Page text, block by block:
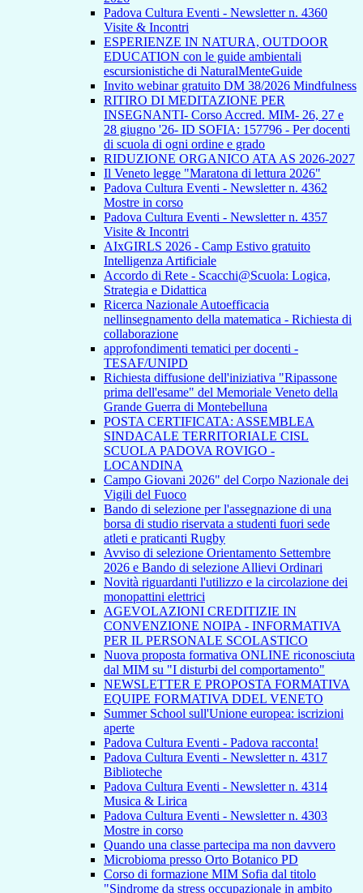
Padova Cultura Eventi - Newsletter n. 4360
Visite & Incontri
ESPERIENZE IN NATURA, OUTDOOR
EDUCATION con le guide ambientali
escursionistiche di NaturalMenteGuide
Invito webinar gratuito DM 38/2026 Mindfulness
RITIRO DI MEDITAZIONE PER
INSEGNANTI- Corso Accred. MIM- 26, 27 e
28 giugno '26- ID SOFIA: 157796 - Per docenti
di scuola di ogni ordine e grado
RIDUZIONE ORGANICO ATA AS 2026-2027
Il Veneto legge "Maratona di lettura 2026"
Padova Cultura Eventi - Newsletter n. 4362
Mostre in corso
Padova Cultura Eventi - Newsletter n. 4357
Visite & Incontri
AIxGIRLS 2026 - Camp Estivo gratuito
Intelligenza Artificiale
Accordo di Rete - Scacchi@Scuola: Logica,
Strategia e Didattica
Ricerca Nazionale Autoefficacia
nellinsegnamento della matematica - Richiesta di
collaborazione
approfondimenti tematici per docenti -
TESAF/UNIPD
Richiesta diffusione dell'iniziativa "Ripassone
prima dell'esame" del Memoriale Veneto della
Grande Guerra di Montebelluna
POSTA CERTIFICATA: ASSEMBLEA
SINDACALE TERRITORIALE CISL
SCUOLA PADOVA ROVIGO -
LOCANDINA
Campo Giovani 2026" del Corpo Nazionale dei
Vigili del Fuoco
Bando di selezione per l'assegnazione di una
borsa di studio riservata a studenti fuori sede
atleti e praticanti Rugby
Avviso di selezione Orientamento Settembre
2026 e Bando di selezione Allievi Ordinari
Novità riguardanti l'utilizzo e la circolazione dei
monopattini elettrici
AGEVOLAZIONI CREDITIZIE IN
CONVENZIONE NOIPA - INFORMATIVA
PER IL PERSONALE SCOLASTICO
Nuova proposta formativa ONLINE riconosciuta
dal MIM su "I disturbi del comportamento"
NEWSLETTER E PROPOSTA FORMATIVA
EQUIPE FORMATIVA DDEL VENETO
Summer School sull'Unione europea: iscrizioni
aperte
Padova Cultura Eventi - Padova racconta!
Padova Cultura Eventi - Newsletter n. 4317
Biblioteche
Padova Cultura Eventi - Newsletter n. 4314
Musica & Lirica
Padova Cultura Eventi - Newsletter n. 4303
Mostre in corso
Quando una classe partecipa ma non davvero
Microbioma presso Orto Botanico PD
Corso di formazione MIM Sofia dal titolo
"Sindrome da stress occupazionale in ambito